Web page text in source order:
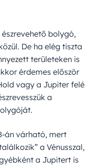
észrevehető bolygó,
De ha elég tiszta
területeken is
érdemes először
vagy a Jupiter felé
a
án várható, mert
a Vénusszal,
a Jupitert is